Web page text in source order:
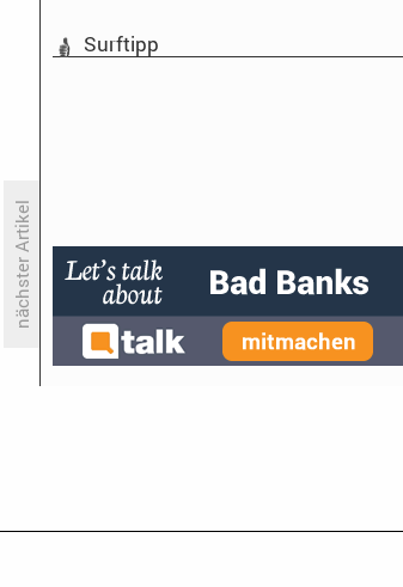
nächster Artikel
Surftipp